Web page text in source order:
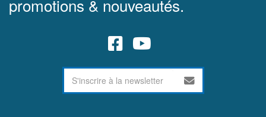
promotions & nouveautés.